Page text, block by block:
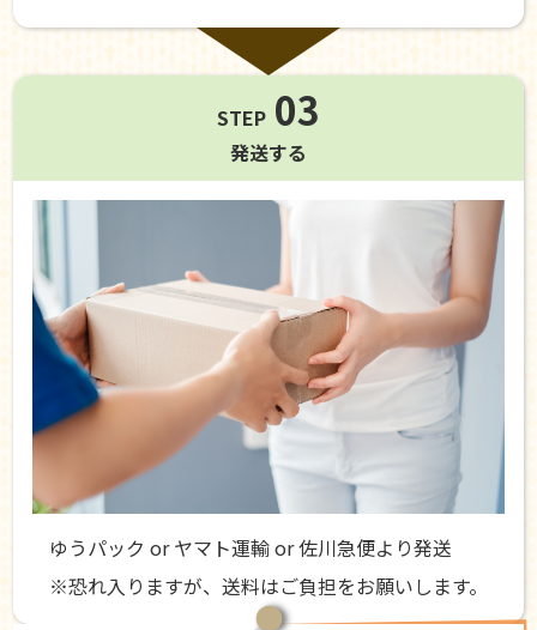
STEP 03
発送する
ゆうパック or ヤマト運輸 or 佐川急便より発送
※恐れ入りますが、送料はご負担をお願いします。